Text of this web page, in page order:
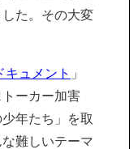
た。その大変
キュメント
」
ーカー加害
少年たち」を取
難しいテーマ